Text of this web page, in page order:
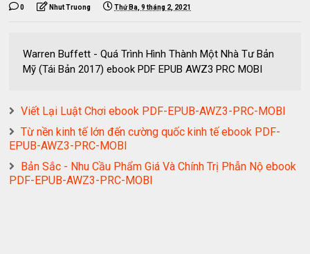
0 Nhut Truong Thứ Ba, 9 tháng 2, 2021
Warren Buffett - Quá Trình Hình Thành Một Nhà Tư Bản
Mỹ (Tái Bản 2017) ebook PDF EPUB AWZ3 PRC MOBI
Viết Lại Luật Chơi ebook PDF-EPUB-AWZ3-PRC-MOBI
Từ nền kinh tế lớn đến cường quốc kinh tế ebook PDF-
EPUB-AWZ3-PRC-MOBI
Bản Sắc - Nhu Cầu Phẩm Giá Và Chính Trị Phẫn Nộ ebook
PDF-EPUB-AWZ3-PRC-MOBI